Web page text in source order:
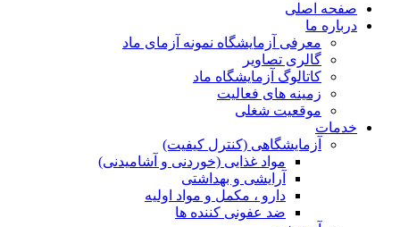
صفحه اصلی
درباره ما
معرفی آزمایشگاه نمونه آزمای ماد
گالری تصاویر
کاتالوگ آزمایشگاه ماد
زمینه های فعالیت
موقعیت شغلی
خدمات
آزمایشگاهی (کنترل کیفیت)
مواد غذایی (خوردنی و آشامیدنی)
آرایشی و بهداشتی
دارو ، مکمل و مواد اولیه
ضد عفونی کننده ها